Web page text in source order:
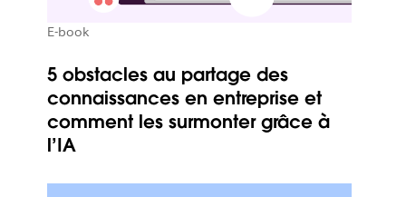
E-book
5 obstacles au partage des
connaissances en entreprise et
comment les surmonter grâce à
l’IA